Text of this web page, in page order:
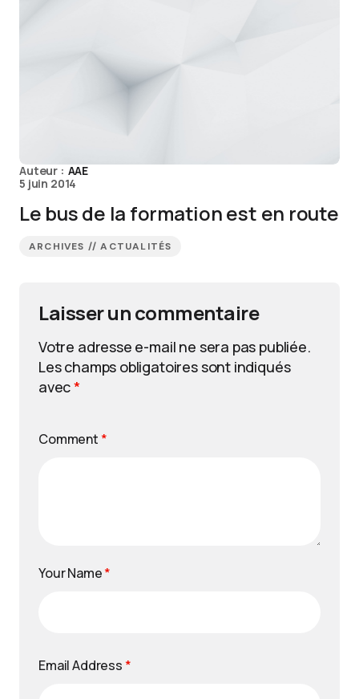
Auteur : AAE
5 juin 2014
Le bus de la formation est en route
ARCHIVES // ACTUALITÉS
Laisser un commentaire
Votre adresse e-mail ne sera pas publiée.
Les champs obligatoires sont indiqués
avec*
Comment *
Your Name*
Email Address *